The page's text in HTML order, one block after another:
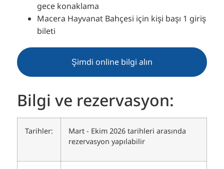
gece konaklama
Macera Hayvanat Bahçesi için kişi başı 1 giriş
bileti
Şimdi online bilgi alın
Bilgi ve rezervasyon:
Tarihler:
Mart - Ekim 2026 tarihleri arasında
rezervasyon yapılabilir